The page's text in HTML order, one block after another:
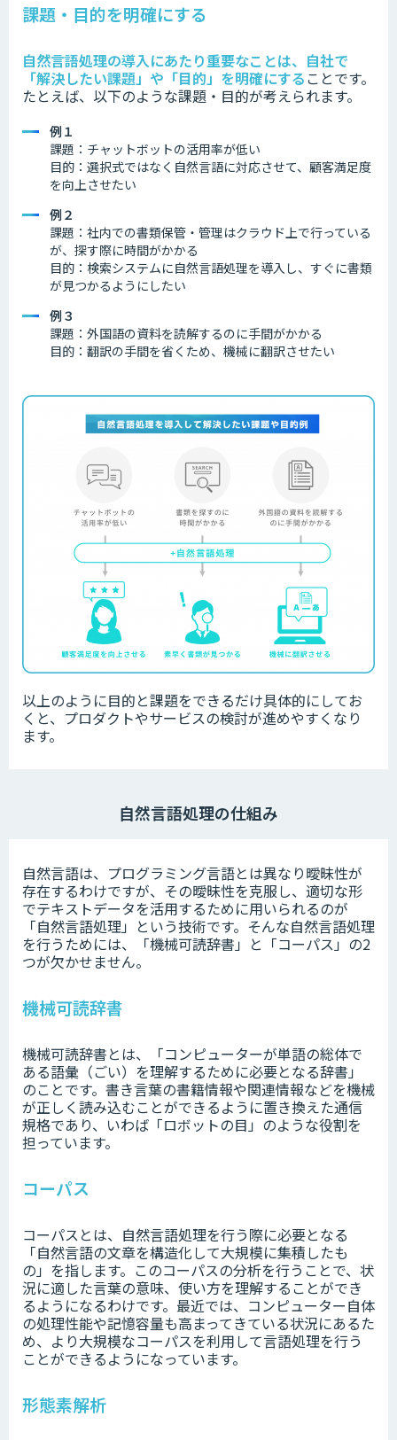
課題・目的を明確にする
自然言語処理の導入にあたり重要なことは、自社で
「解決したい課題」や「目的」を明確にする ことです。
たとえば、以下のような課題・目的が考えられます。
例１
課題：チャットボットの活用率が低い
目的：選択式ではなく自然言語に対応させて、顧客満足度
を向上させたい
例２
課題：社内での書類保管・管理はクラウド上で行っている
が、探す際に時間がかかる
目的：検索システムに自然言語処理を導入し、すぐに書類
が見つかるようにしたい
例３
課題：外国語の資料を読解するのに手間がかかる
目的：翻訳の手間を省くため、機械に翻訳させたい
以上のように目的と課題をできるだけ具体的にしてお
くと、プロダクトやサービスの検討が進めやすくなり
ます。
自然言語処理の仕組み
自然言語は、プログラミング言語とは異なり曖昧性が
存在するわけですが、その曖昧性を克服し、適切な形
でテキストデータを活用するために用いられるのが
「自然言語処理」という技術です。そんな自然言語処理
を行うためには、「機械可読辞書」と「コーパス」の2
つが欠かせません。
機械可読辞書
機械可読辞書とは、「コンピューターが単語の総体で
ある語彙（ごい）を理解するために必要となる辞書」
のことです。書き言葉の書籍情報や関連情報などを機械
が正しく読み込むことができるように置き換えた通信
規格であり、いわば「ロボットの目」のような役割を
担っています。
コーパス
コーパスとは、自然言語処理を行う際に必要となる
「自然言語の文章を構造化して大規模に集積したも
の」を指します。このコーパスの分析を行うことで、状
況に適した言葉の意味、使い方を理解することができ
るようになるわけです。最近では、コンピューター自体
の処理性能や記憶容量も高まってきている状況にあるた
め、より大規模なコーパスを利用して言語処理を行う
ことができるようになっています。
形態素解析